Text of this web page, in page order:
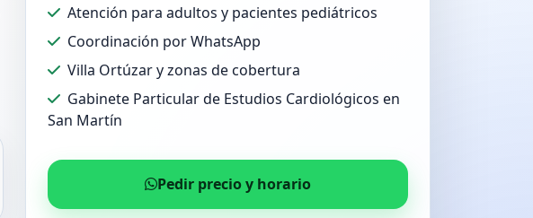
Atención para adultos y pacientes pediátricos
Coordinación por WhatsApp
Villa Ortúzar y zonas de cobertura
Gabinete Particular de Estudios Cardiológicos en
San Martín
Pedir precio y horario